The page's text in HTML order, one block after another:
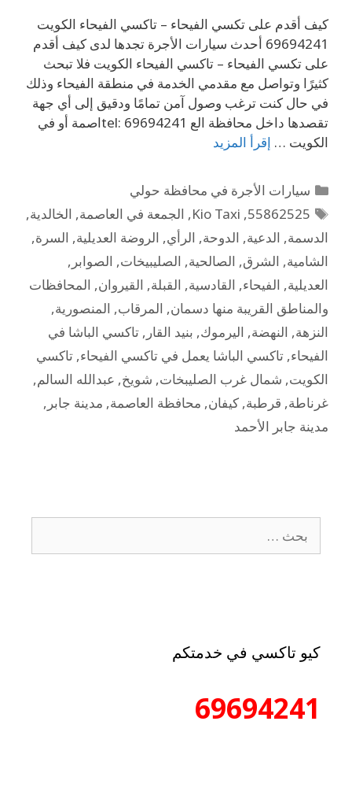
كيف أقدم على تكسي الفيحاء – تاكسي الفيحاء الكويت
69694241 أحدث سيارات الأجرة تجدها لدى كيف أقدم
على تكسي الفيحاء – تاكسي الفيحاء الكويت فلا تبحث
كثيرًا وتواصل مع مقدمي الخدمة في منطقة الفيحاء وذلك
في حال كنت ترغب وصول آمن تمامًا ودقيق إلى أي جهة
تقصدها داخل محافظة الع tel: 69694241اصمة أو في
الكويت … إقرأ المزيد
سيارات الأجرة في محافظة حولي
55862525
,
Kio Taxi
, الجمعة في العاصمة, الخالدية,
الدسمة, الدعية, الدوحة, الرأي, الروضة العديلية, السرة,
الشامية, الشرق, الصالحية, الصليبيخات, الصوابر ,
العديلية, الفيحاء, القادسية, القبلة, القيروان, المحافظات
والمناطق القريبة منها دسمان, المرقاب, المنصورية,
النزهة, النهضة, اليرموك, بنيد القار , تاكسي الباشا في
الفيحاء, تاكسي الباشا يعمل في تاكسي الفيحاء, تاكسي
الكويت, شمال غرب الصليبخات, شويخ, عبدالله السالم,
غرناطة, قرطبة, كيفان, محافظة العاصمة, مدينة جابر ,
مدينة جابر الأحمد
كيو تاكسي في خدمتكم
69694241